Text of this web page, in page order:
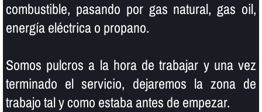
combustible, pasando por gas natural, gas oil,
energí­a eléctrica o propano.
Somos pulcros a la hora de trabajar y una vez
terminado el servicio, dejaremos la zona de
trabajo tal y como estaba antes de empezar.